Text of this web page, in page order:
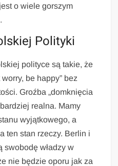
o wiele gorszym
Polityki
polityce są takie, że
be happy” bez
Groźba „domknięcia
realna. Mamy
wyjątkowego, a
ten stan rzeczy. Berlin i
swobodę władzy w
nie będzie oporu jak za